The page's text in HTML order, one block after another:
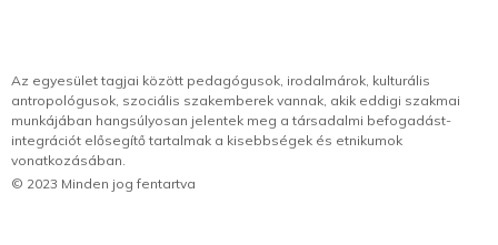
Az egyesület tagjai között pedagógusok, irodalmárok, kulturális
antropológusok, szociális szakemberek vannak, akik eddigi szakmai
munkájában hangsúlyosan jelentek meg a társadalmi befogadást-
integrációt elősegítő tartalmak a kisebbségek és etnikumok
vonatkozásában.
© 2023 Minden jog fentartva